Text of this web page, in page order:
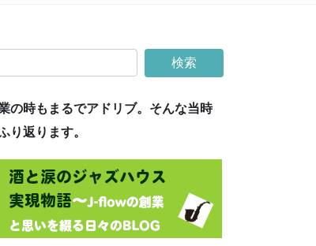
の時もまるでアドリブ。そんな当時
り返ります。